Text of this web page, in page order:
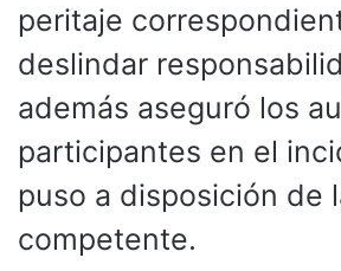
peritaje
deslindar
además aseguró los
participantes en el
puso a disposición de
competente.